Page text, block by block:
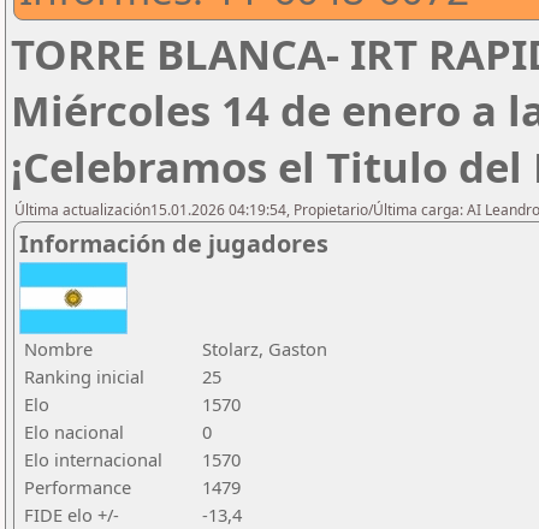
TORRE BLANCA- IRT
Miércoles 14 de enero a
¡Celebramos el Titulo
Última actualización15.01.2026 04:19:54, Propietario/Última carga: AI
Información de jugadores
Nombre
Stolarz, Gaston
Ranking inicial
25
Elo
1570
Elo nacional
0
Elo internacional
1570
Performance
1479
FIDE elo +/-
-13,4